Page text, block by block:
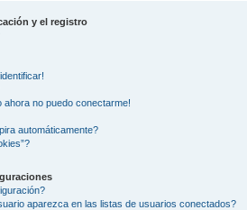
y el registro
ahora no puedo conectarme!
automáticamente?
aparezca en las listas de usuarios conectados?